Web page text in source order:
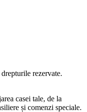
rezervate.
casei tale, de la
și comenzi speciale.